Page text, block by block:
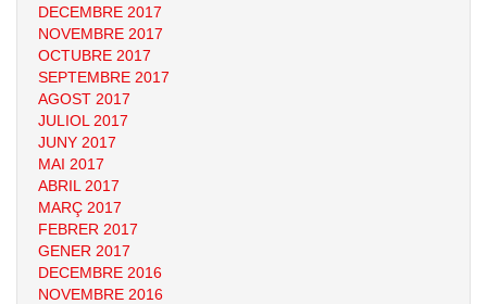
DECEMBRE 2017
NOVEMBRE 2017
OCTUBRE 2017
SEPTEMBRE 2017
AGOST 2017
JULIOL 2017
JUNY 2017
MAI 2017
ABRIL 2017
MARÇ 2017
FEBRER 2017
GENER 2017
DECEMBRE 2016
NOVEMBRE 2016